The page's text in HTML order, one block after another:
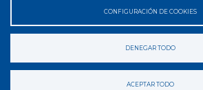
CONFIGURACIÓN DE COOKIES
DENEGAR TODO
ACEPTAR TODO